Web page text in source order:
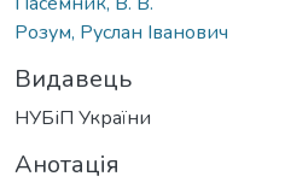
Розум, Руслан Іванович
Видавець
НУБіП України
Анотація